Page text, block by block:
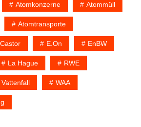
Atomkonzerne Atommüll
Atomtransporte
Castor E.on EnBW
La Hague RWE
Vattenfall WAA